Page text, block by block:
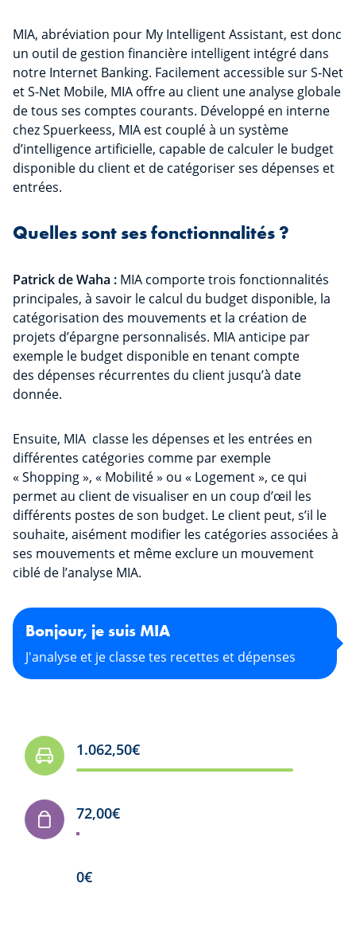
MIA, abréviation pour My Intelligent Assistant, est donc
un outil de gestion financière intelligent intégré dans
notre Internet Banking. Facilement accessible sur S-Net
et S-Net Mobile, MIA offre au client une analyse globale
de tous ses comptes courants. Développé en interne
chez Spuerkeess, MIA est couplé à un système
d’intelligence artificielle, capable de calculer le budget
disponible du client et de catégoriser ses dépenses et
entrées.
Quelles sont ses fonctionnalités ?
Patrick de Waha : MIA comporte trois fonctionnalités
principales, à savoir le calcul du budget disponible, la
catégorisation des mouvements et la création de
projets d’épargne personnalisés. MIA anticipe par
exemple le budget disponible en tenant compte
des dépenses récurrentes du client jusqu’à date
donnée.
Ensuite, MIA classe les dépenses et les entrées en
différentes catégories comme par exemple
« Shopping », « Mobilité » ou « Logement », ce qui
permet au client de visualiser en un coup d’œil les
différents postes de son budget. Le client peut, s’il le
souhaite, aisément modifier les catégories associées à
ses mouvements et même exclure un mouvement
ciblé de l’analyse MIA.
Bonjour, je suis MIA
J'analyse et je classe tes recettes et dépenses
1.062,50€
276,00
0€